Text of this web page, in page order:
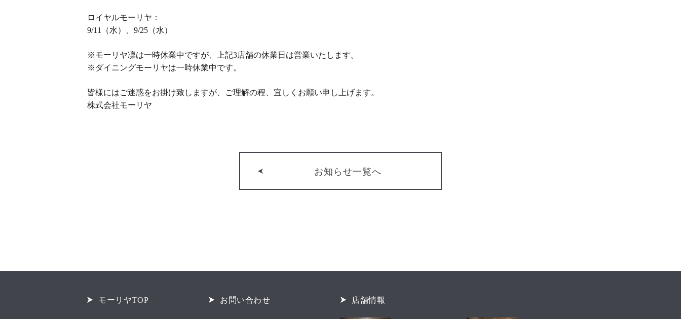
ロイヤルモーリヤ：
9/11（水）、9/25（水）
※モーリヤ凜は一時休業中ですが、上記3店舗の休業日は営業いたします。
※ダイニングモーリヤは一時休業中です。
皆様にはご迷惑をお掛け致しますが、ご理解の程、宜しくお願い申し上げます。
株式会社モーリヤ
お知らせ一覧へ
店舗情報
モーリヤTOP お問い合わせ